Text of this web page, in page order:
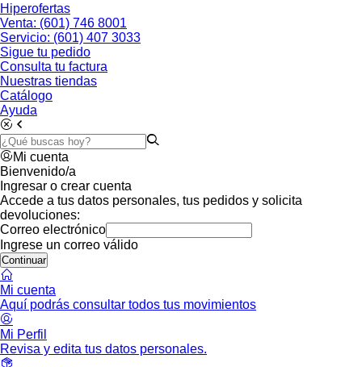
Hiperofertas
Venta: (601) 746 8001
Servicio: (601) 407 3033
Sigue tu pedido
Consulta tu factura
Nuestras tiendas
Catálogo
Ayuda
Mi cuenta
Bienvenido/a
Ingresar o crear cuenta
Accede a tus datos personales, tus pedidos y solicita
devoluciones:
Correo electrónico
Ingrese un correo válido
Continuar
Mi cuenta
Aquí podrás consultar todos tus movimientos
Mi Perfil
Revisa y edita tus datos personales.